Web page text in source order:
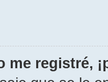
me registré,